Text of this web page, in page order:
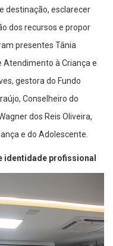
destinação, esclarecer
dos recursos e propor
presentes Tânia
Atendimento à Criança e
gestora do Fundo
Conselheiro do
dos Reis Oliveira,
e do Adolescente.
identidade profissional